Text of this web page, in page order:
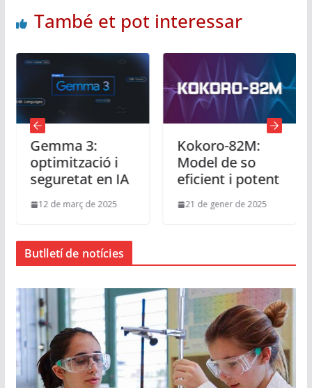
També et pot interessar
Gemma 3:
optimització i
seguretat en IA
12 de març de 2025
Kokoro-82M:
Model de so
eficient i potent
21 de gener de 2025
Butlletí de notícies